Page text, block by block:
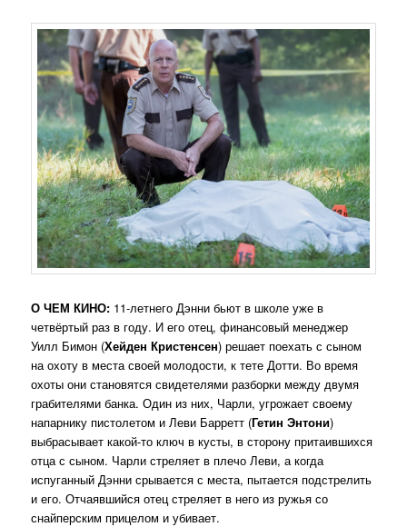
О ЧЕМ КИНО: 11-летнего Дэнни бьют в школе уже в
четвёртый раз в году. И его отец, финансовый менеджер
Уилл Бимон (Хейден Кристенсен) решает поехать с сыном
на охоту в места своей молодости, к тете Дотти. Во время
охоты они становятся свидетелями разборки между двумя
грабителями банка. Один из них, Чарли, угрожает своему
напарнику пистолетом и Леви Барретт (Гетин Энтони)
выбрасывает какой-то ключ в кусты, в сторону притаившихся
отца с сыном. Чарли стреляет в плечо Леви, а когда
испуганный Дэнни срывается с места, пытается подстрелить
и его. Отчаявшийся отец стреляет в него из ружья со
снайперским прицелом и убивает.